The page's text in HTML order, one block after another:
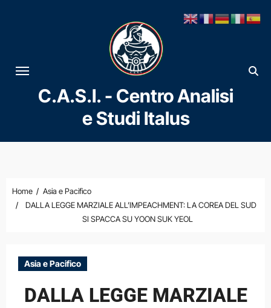
al
contenuto
C.A.S.I. - Centro Analisi
e Studi Italus
Home
Asia e Pacifico
DALLA LEGGE MARZIALE ALL’IMPEACHMENT: LA COREA DEL SUD
SI SPACCA SU YOON SUK YEOL
Asia e Pacifico
DALLA LEGGE MARZIALE